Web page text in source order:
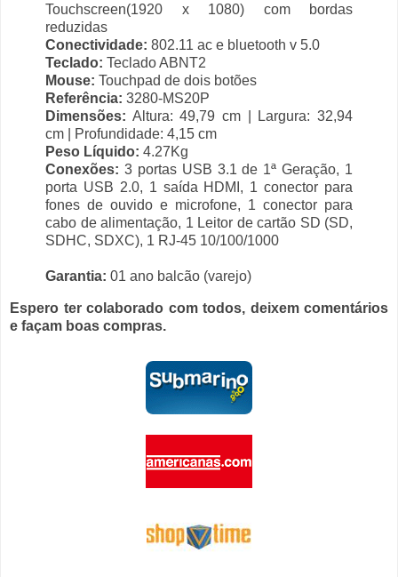
Touchscreen(1920 x 1080) com bordas
reduzidas
Conectividade: 802.11 ac e bluetooth v 5.0
Teclado: Teclado ABNT2
Mouse: Touchpad de dois botões
Referência: 3280-MS20P
Dimensões: Altura: 49,79 cm | Largura: 32,94
cm | Profundidade: 4,15 cm
Peso Líquido: 4.27Kg
Conexões: 3 portas USB 3.1 de 1ª Geração, 1
porta USB 2.0, 1 saída HDMI, 1 conector para
fones de ouvido e microfone, 1 conector para
cabo de alimentação, 1 Leitor de cartão SD (SD,
SDHC, SDXC), 1 RJ-45 10/100/1000
Garantia: 01 ano balcão (varejo)
Espero ter colaborado com todos, deixem comentários
e façam boas compras.